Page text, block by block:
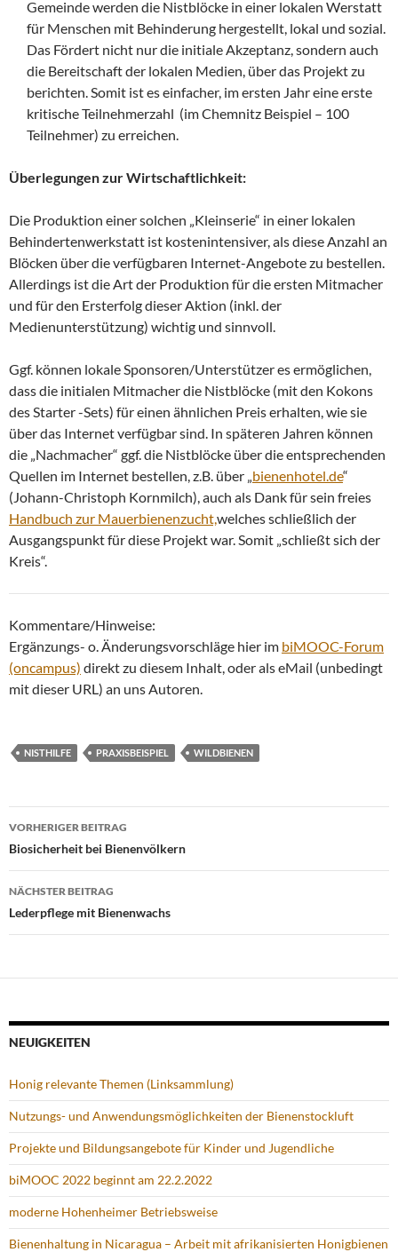
Gemeinde werden die Nistblöcke in einer lokalen Werstatt
für Menschen mit Behinderung hergestellt, lokal und sozial.
Das Fördert nicht nur die initiale Akzeptanz, sondern auch
die Bereitschaft der lokalen Medien, über das Projekt zu
berichten. Somit ist es einfacher, im ersten Jahr eine erste
kritische Teilnehmerzahl (im Chemnitz Beispiel – 100
Teilnehmer) zu erreichen.
Überlegungen zur Wirtschaftlichkeit:
Die Produktion einer solchen „Kleinserie“ in einer lokalen
Behindertenwerkstatt ist kostenintensiver, als diese Anzahl an
Blöcken über die verfügbaren Internet-Angebote zu bestellen.
Allerdings ist die Art der Produktion für die ersten Mitmacher
und für den Ersterfolg dieser Aktion (inkl. der
Medienunterstützung) wichtig und sinnvoll.
Ggf. können lokale Sponsoren/Unterstützer es ermöglichen,
dass die initialen Mitmacher die Nistblöcke (mit den Kokons
des Starter -Sets) für einen ähnlichen Preis erhalten, wie sie
über das Internet verfügbar sind. In späteren Jahren können
die „Nachmacher“ ggf. die Nistblöcke über die entsprechenden
Quellen im Internet bestellen, z.B. über „ bienenhotel.de“
(Johann-Christoph Kornmilch), auch als Dank für sein freies
Handbuch zur Mauerbienenzucht,welches schließlich der
Ausgangspunkt für diese Projekt war. Somit „schließt sich der
Kreis“.
Kommentare/Hinweise:
Ergänzungs- o. Änderungsvorschläge hier im biMOOC-Forum
(oncampus) direkt zu diesem Inhalt, oder als eMail (unbedingt
mit dieser URL) an uns Autoren.
NISTHILFE PRAXISBEISPIEL WILDBIENEN
Beitragsnavigation
VORHERIGER BEITRAG
Biosicherheit bei Bienenvölkern
NÄCHSTER BEITRAG
Lederpflege mit Bienenwachs
NEUIGKEITEN
Honig relevante Themen (Linksammlung)
Nutzungs- und Anwendungsmöglichkeiten der Bienenstockluft
Projekte und Bildungsangebote für Kinder und Jugendliche
biMOOC 2022 beginnt am 22.2.2022
moderne Hohenheimer Betriebsweise
Bienenhaltung in Nicaragua – Arbeit mit afrikanisierten Honigbienen